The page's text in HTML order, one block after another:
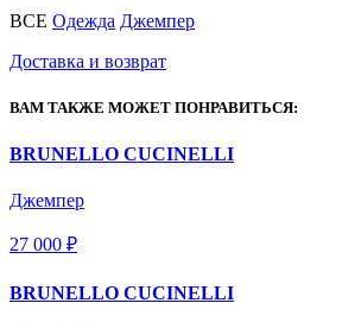
ВСЕ Одежда Джемпер
Доставка и возврат
ВАМ ТАКЖЕ МОЖЕТ ПОНРАВИТЬСЯ:
BRUNELLO CUCINELLI
Джемпер
27 000 ₽
BRUNELLO CUCINELLI